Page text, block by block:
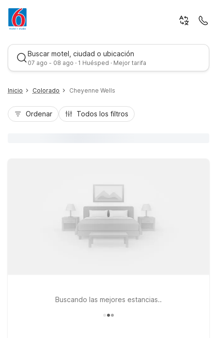
Buscar motel, ciudad o ubicación
07 ago - 08 ago · 1 Huésped · Mejor tarifa
Inicio Colorado Cheyenne Wells
Ordenar Todos los filtros
Buscando las mejores estancias..